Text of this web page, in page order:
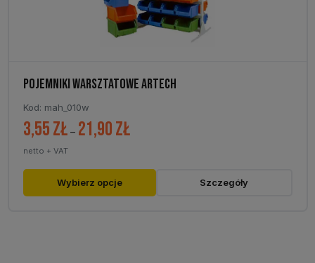
POJEMNIKI WARSZTATOWE ARTECH
Kod: mah_010w
3,55zł – 21,90zł
3,55 zł
netto + VAT
Wybierz opcje
Ten
produkt
Szczegóły